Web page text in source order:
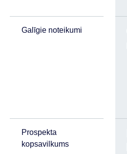
Galīgie noteikumi
Prospekta
kopsavilkums